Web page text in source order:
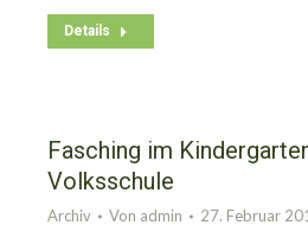
Details
Fasching im
Volksschule
Archiv Von admin 27. Februar